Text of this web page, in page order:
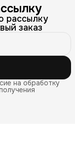
рассылку
заказ
на обработку